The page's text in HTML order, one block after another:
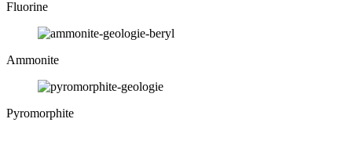
Fluorine
Ammonite
Pyromorphite